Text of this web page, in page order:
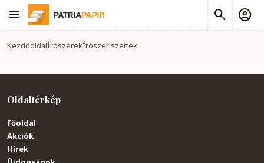
KezdőoldalÍrószerekÍrószer szettek
Oldaltérkép
Főoldal
Akciók
Hírek